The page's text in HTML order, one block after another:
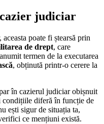
judiciar
poate fi ștearsă prin
de drept, care
termen de la executarea
, obținută printr-o cerere la
în cazierul judiciar obișnuit
condițiile diferă în funcție de
ești sigur de situația ta,
ce mențiuni există.